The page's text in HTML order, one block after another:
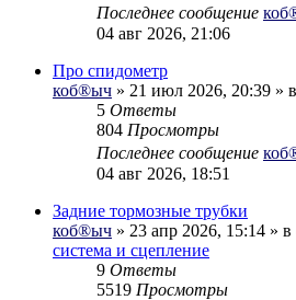
Последнее сообщение
04 авг 2026, 21:06
Про спидометр
коб®ыч » 21 июл 2026, 20:39 »
5 Ответы
804 Просмотры
Последнее сообщение
04 авг 2026, 18:51
Задние тормозные трубки
коб®ыч » 23 апр 2026, 15:14 »
система и сцепление
9 Ответы
5519 Просмотры